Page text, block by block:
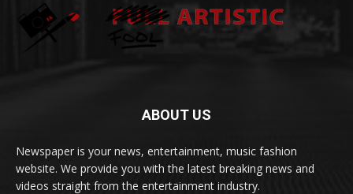
ABOUT US
Newspaper is your news, entertainment, music fashion
website. We provide you with the latest breaking news and
videos straight from the entertainment industry.